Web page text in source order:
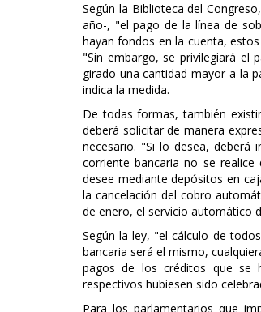
Según la Biblioteca del
año-, "el pago de la línea de
hayan fondos en la cuenta,
"Sin embargo, se privilegiará el
girado una cantidad mayor a la
indica la medida.
De todas formas, también
deberá solicitar de manera
necesario. "Si lo desea, deberá
corriente bancaria no se
desee mediante depósitos en
la cancelación del cobro
de enero, el servicio automático
Según la ley, "el cálculo de
bancaria será el mismo,
pagos de los créditos que se
respectivos hubiesen sido
Para los parlamentarios que